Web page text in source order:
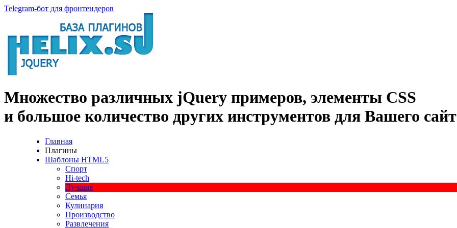
Telegram-бот для фронтендеров
Множество различных jQuery примеров, элементы CSS
и большое количество других инструментов для Вашего
Главная
Плагины
Шаблоны HTML5
Спорт
Hi-tech
Лучшие
Семья
Кулинария
Производство
Развлечения